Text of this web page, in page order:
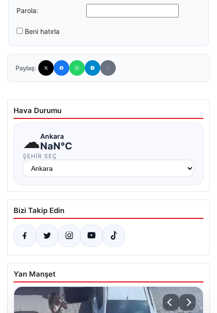
Parola:
Beni hatırla
Paylaş:
Hava Durumu
☁Ankara
NaN°C
ŞEHIR SEÇ
Bizi Takip Edin
Yan Manşet